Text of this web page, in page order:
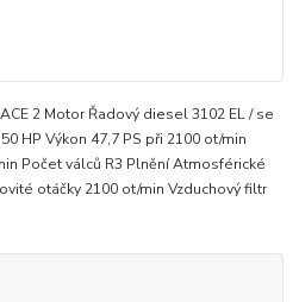
2 Motor Řadový diesel 3102 EL / se
HP Výkon 47,7 PS při 2100 ot/min
Počet válců R3 Plnění Atmosférické
otáčky 2100 ot/min Vzduchový filtr